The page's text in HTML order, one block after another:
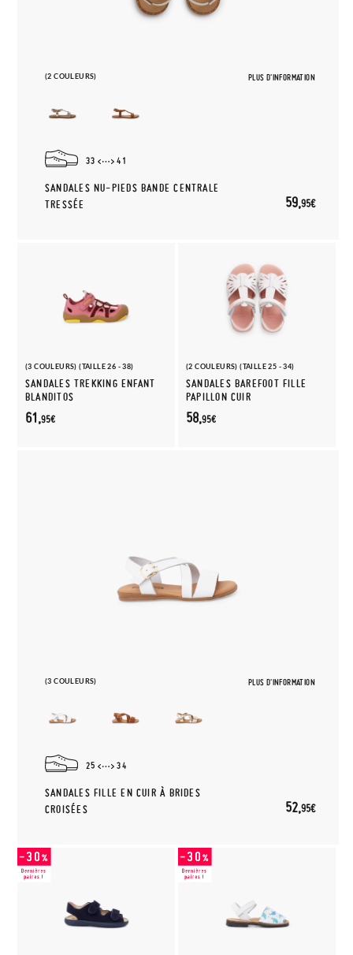
(2 COULEURS) PLUS D'INFORMATION
33 41
SANDALES NU-PIEDS BANDE CENTRALE
TRESSÉE
59,95€
(3 COULEURS) (TAILLE 26 - 38)
SANDALES TREKKING ENFANT
BLANDITOS
61,95€
(2 COULEURS) (TAILLE 25 - 34)
SANDALES BAREFOOT FILLE
PAPILLON CUIR
58,95€
(3 COULEURS) PLUS D'INFORMATION
25 34
SANDALES FILLE EN CUIR À BRIDES
CROISÉES
52,95€